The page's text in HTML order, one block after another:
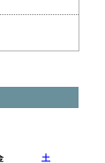
土